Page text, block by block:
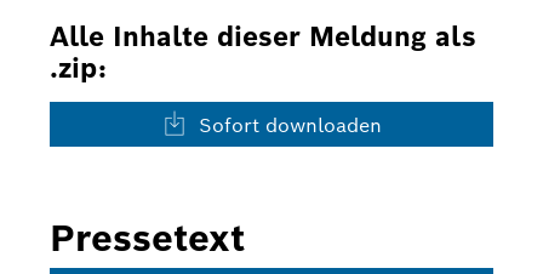
Alle Inhalte dieser Meldung als
.zip:
Sofort downloaden
Pressetext